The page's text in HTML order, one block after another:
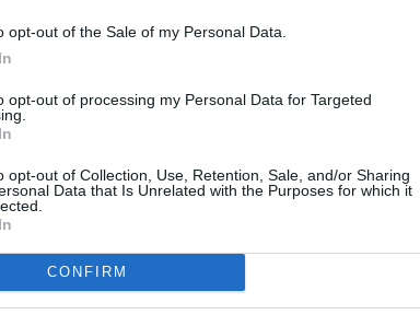
opt-out of the Sale of my Personal Data.
opt-out of processing my Personal Data for Targeted
opt-out of Collection, Use, Retention, Sale, and/or Sharing
Data that Is Unrelated with the Purposes for which it
CONFIRM
λειτουργικών εξόδων. Αναφέρθηκε, επίσης, στο
το οποίο και προχωρά, με την έναρξη της
οχημάτων στην Ελλάδα, καθώς και των
στο βορειοδυτικό τμήμα του αεροδρομίου.
του κύριου αεροσταθμού και του
στάδιο, με την ανάθεση του έργου να
0,66 ευρώ ανά μετοχή, με το σύνολο των
Συγκεκριμένα, προτείνεται διανομή